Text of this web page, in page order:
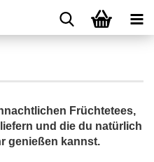
Früchtetees,
und die du natürlich
genießen kannst.